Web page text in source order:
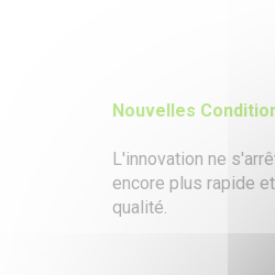
Nouvelles
L'innovation ne
encore plus rapide
qualité.